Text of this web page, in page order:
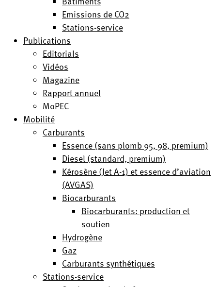
Emissions de CO2
Stations-service
Publications
Editorials
Vidéos
Magazine
Rapport annuel
MoPEC
Mobilité
Carburants
Essence (sans plomb 95, 98, premium)
Diesel (standard, premium)
Kérosène (Jet A-1) et essence d’aviation
(AVGAS)
Biocarburants
Biocarburants: production et
soutien
Hydrogène
Gaz
Carburants synthétiques
Stations-service